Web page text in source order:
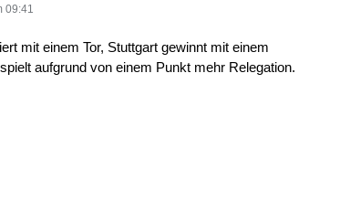
09:41
mit einem Tor, Stuttgart gewinnt mit einem
aufgrund von einem Punkt mehr Relegation.